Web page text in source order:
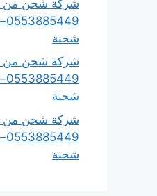
شركة شحن من
شحنة
شركة شحن من
شحنة
شركة شحن من
شحنة